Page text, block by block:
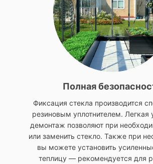
Полная
Фиксация стекла производится
резиновым уплотнителем. Легкая
демонтаж позволяют при
или заменить стекло. Также при
вы можете установить
теплицу — рекомендуется для